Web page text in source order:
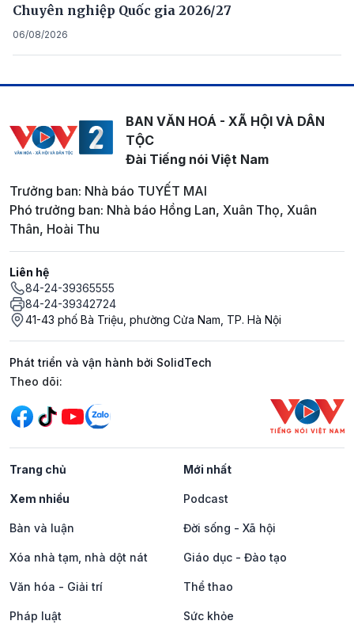
Chuyên nghiệp Quốc gia 2026/27
06/08/2026
BAN VĂN HOÁ - XÃ HỘI VÀ DÂN
TỘC
Đài Tiếng nói Việt Nam
Trưởng ban: Nhà báo TUYẾT MAI
Phó trưởng ban: Nhà báo Hồng Lan, Xuân Thọ, Xuân
Thân, Hoài Thu
Liên hệ
84-24-39365555
84-24-39342724
41-43 phố Bà Triệu, phường Cửa Nam, TP. Hà Nội
Phát triển và vận hành bởi SolidTech
Mạng xã hội
Theo dõi:
Trang chủ Mới nhất
Xem nhiều Podcast
Bàn và luận Đời sống - Xã hội
Xóa nhà tạm, nhà dột nát Giáo dục - Đào tạo
Văn hóa - Giải trí Thể thao
Pháp luật Sức khỏe